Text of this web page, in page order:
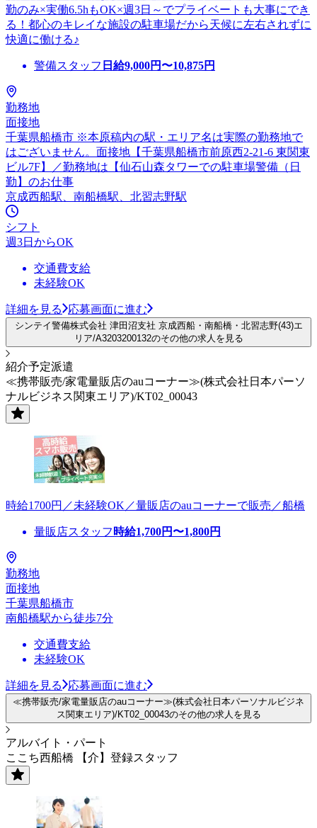
勤のみ×実働6.5hもOK×週3日～でプライベートも大事にでき
る！都心のキレイな施設の駐車場だから天候に左右されずに
快適に働ける♪
警備スタッフ 日給9,000円〜10,875円
勤務地
面接地
千葉県船橋市 ※本原稿内の駅・エリア名は実際の勤務地で
はございません。面接地【千葉県船橋市前原西2-21-6 東関東
ビル7F】／勤務地は【仙石山森タワーでの駐車場警備（日
勤】のお仕事
京成西船駅、南船橋駅、北習志野駅
シフト
週3日からOK
交通費支給
未経験OK
詳細を見る 応募画面に進む
シンテイ警備株式会社 津田沼支社 京成西船・南船橋・北習志野(43)エ
リア/A3203200132のその他の求人を見る
紹介予定派遣
≪携帯販売/家電量販店のauコーナー≫(株式会社日本パーソ
ナルビジネス関東エリア)/KT02_00043
時給1700円／未経験OK／量販店のauコーナーで販売／船橋
量販店スタッフ 時給1,700円〜1,800円
勤務地
面接地
千葉県船橋市
南船橋駅から徒歩7分
交通費支給
未経験OK
詳細を見る 応募画面に進む
≪携帯販売/家電量販店のauコーナー≫(株式会社日本パーソナルビジネ
ス関東エリア)/KT02_00043のその他の求人を見る
アルバイト・パート
ここち西船橋 【介】登録スタッフ